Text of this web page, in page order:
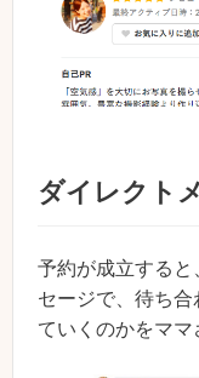
ダイレクト
予約が成立すると
セージで、待ち
ていくのかをママ